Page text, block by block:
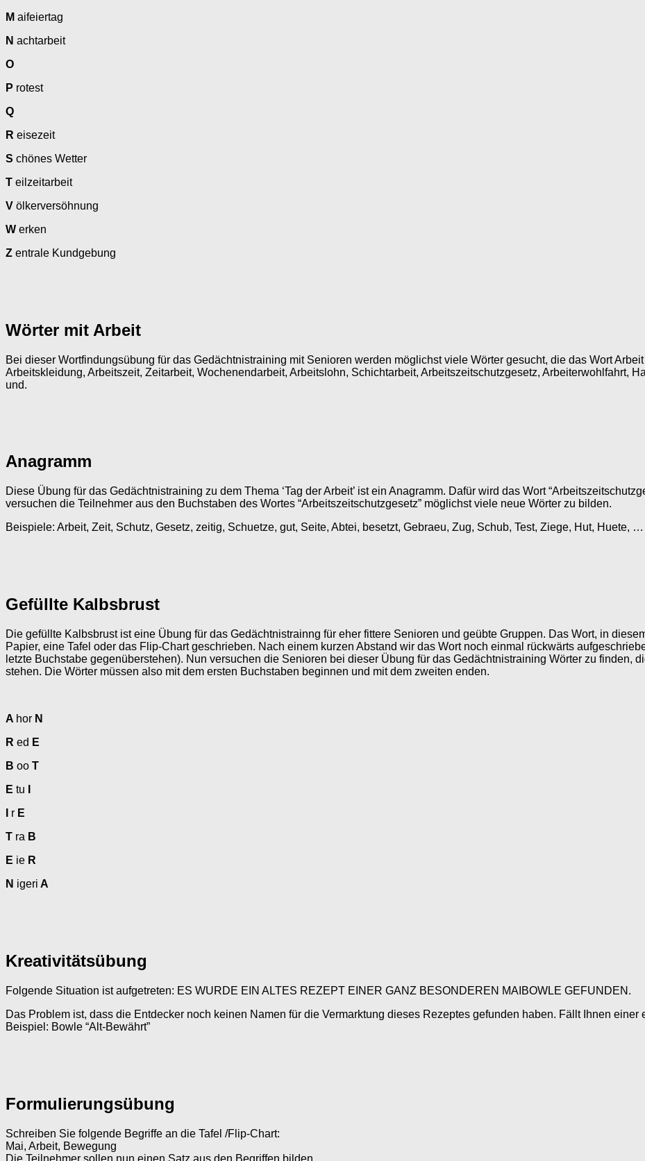
M aifeiertag
N achtarbeit
O
P rotest
Q
R eisezeit
S chönes Wetter
T eilzeitarbeit
V ölkerversöhnung
W erken
Z entrale Kundgebung
Wörter mit Arbeit
Bei dieser Wortfindungsübung für das Gedächtnistraining mit Senioren werden möglichst viele Wörter gesucht, die das Wort
Arbeitskleidung, Arbeitszeit, Zeitarbeit, Wochenendarbeit, Arbeitslohn, Schichtarbeit, Arbeitszeitschutzgesetz, Arbeiterwohlfahrt,
und.
Anagramm
Diese Übung für das Gedächtnistraining zu dem Thema ‘Tag der Arbeit’ ist ein Anagramm. Dafür wird das Wort
versuchen die Teilnehmer aus den Buchstaben des Wortes “Arbeitszeitschutzgesetz” möglichst viele neue Wörter zu bilden.
Beispiele: Arbeit, Zeit, Schutz, Gesetz, zeitig, Schuetze, gut, Seite, Abtei, besetzt, Gebraeu, Zug, Schub, Test, Ziege, Hut, Huete, …
Gefüllte Kalbsbrust
Die gefüllte Kalbsbrust ist eine Übung für das Gedächtnistrainng für eher fittere Senioren und geübte Gruppen. Das Wort, in
Papier, eine Tafel oder das Flip-Chart geschrieben. Nach einem kurzen Abstand wir das Wort noch einmal rückwärts
letzte Buchstabe gegenüberstehen). Nun versuchen die Senioren bei dieser Übung für das Gedächtnistraining Wörter zu finden,
stehen. Die Wörter müssen also mit dem ersten Buchstaben beginnen und mit dem zweiten enden.
A hor N
R ed E
B oo T
E tu
r E
T ra B
E ie R
N igeri A
Kreativitätsübung
Folgende Situation ist aufgetreten: ES WURDE EIN ALTES REZEPT EINER GANZ BESONDEREN MAIBOWLE GEFUNDEN.
Das Problem ist, dass die Entdecker noch keinen Namen für die Vermarktung dieses Rezeptes gefunden haben. Fällt Ihnen einer
Beispiel: Bowle “Alt-Bewährt”
Formulierungsübung
Schreiben Sie folgende Begriffe an die Tafel /Flip-Chart:
Mai, Arbeit, Bewegung
Die Teilnehmer sollen nun einen Satz aus den Begriffen bilden.